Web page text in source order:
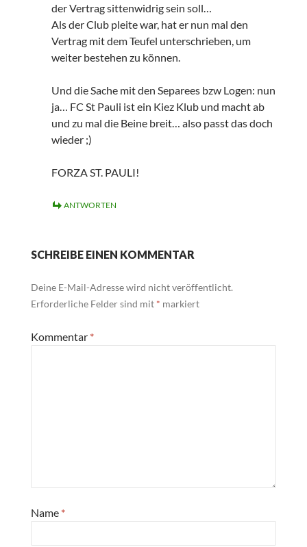
der Vertrag sittenwidrig sein soll…
Als der Club pleite war, hat er nun mal den
Vertrag mit dem Teufel unterschrieben, um
weiter bestehen zu können.
Und die Sache mit den Separees bzw Logen: nun
ja… FC St Pauli ist ein Kiez Klub und macht ab
und zu mal die Beine breit… also passt das doch
wieder ;)
FORZA ST. PAULI!
ANTWORTEN
SCHREIBE EINEN KOMMENTAR
Deine E-Mail-Adresse wird nicht veröffentlicht.
Erforderliche Felder sind mit * markiert
Kommentar *
Name *